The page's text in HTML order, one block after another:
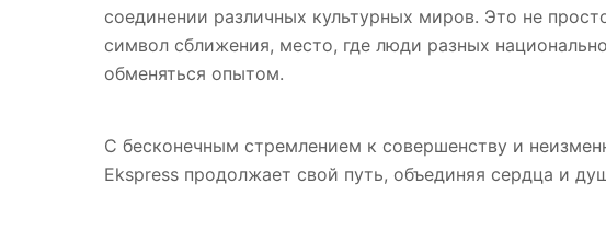
соединении различных культурных миров. Это не
символ сближения, место, где люди разных
обменяться опытом.
С бесконечным стремлением к совершенству и
Ekspress продолжает свой путь, объединяя сердца и